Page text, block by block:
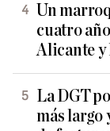
Un
cuatro
Alicante y
La DGT
más largo